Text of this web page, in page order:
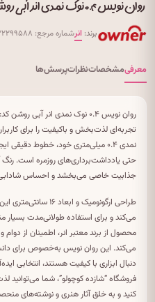
روان نویس ۰.۴ نوک نمدی انر آبی روشن کد: ۲۲۱۰۱
برند: انرشماره مرجع: ۵۵۹۱۰۲۲۲۹۹۵۸۸
معرفیمشخصاتنظراتپرسش‌ها
تجربه‌ای لذت‌بخش و باکیفیت را برای
نمدی ۰.۴ میلی‌متری خود، خطوط
حتی یادداشت‌برداری‌های روزمره است.
جذابیت خاصی می‌بخشد و احساس شادابی و
طراحی ارگونومیک و
می‌کند و برای استفاده طولانی‌مدت
محصول از برند معتبر انر، اطمینان از
می‌کند. این روان نویس به‌خصوص برای
دنبال ابزاری با کیفیت هستند، انتخابی
فروشگاه “شازده کوچولو”، شما می‌توانید
کنید و به خلق آثار هنری و نوشته‌های